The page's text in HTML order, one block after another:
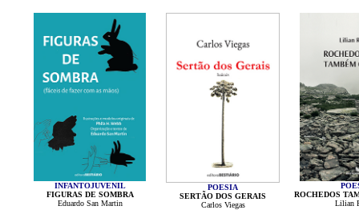
INFANTOJUVENIL
FIGURAS DE SOMBRA
Eduardo San Martin
POESIA
SERTÃO DOS GERAIS
Carlos Viegas
ROCHEDOS
Lilian